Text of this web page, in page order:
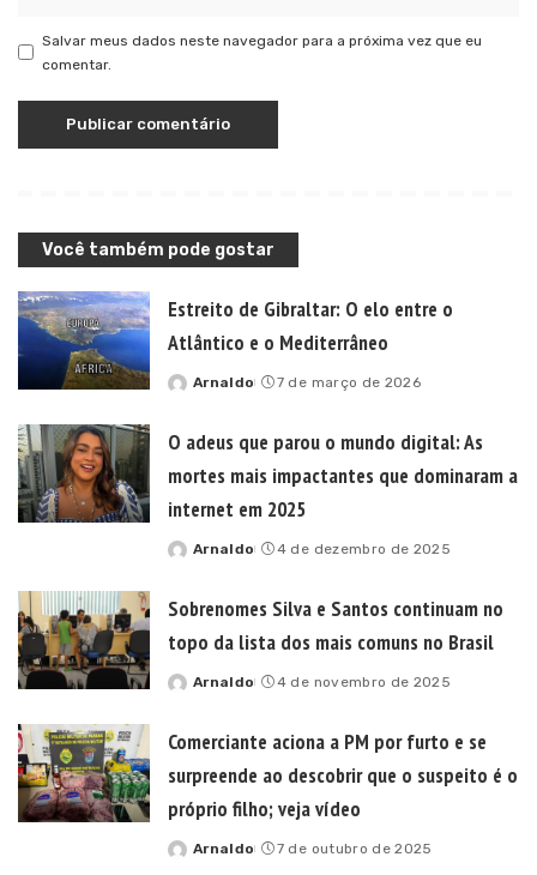
Salvar meus dados neste navegador para a próxima vez que eu
comentar.
Você também pode gostar
Estreito de Gibraltar: O elo entre o
Atlântico e o Mediterrâneo
Posted
Arnaldo 7 de março de 2026
O adeus que parou o mundo digital: As
mortes mais impactantes que dominaram a
internet em 2025
Posted
Arnaldo 4 de dezembro de 2025
Sobrenomes Silva e Santos continuam no
topo da lista dos mais comuns no Brasil
Posted
Arnaldo 4 de novembro de 2025
Comerciante aciona a PM por furto e se
surpreende ao descobrir que o suspeito é o
próprio filho; veja vídeo
Posted
Arnaldo 7 de outubro de 2025